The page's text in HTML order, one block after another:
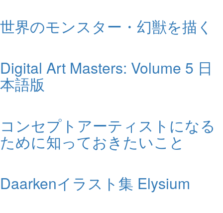
世界のモンスター・幻獣を描く
Digital Art Masters: Volume 5 日
本語版
コンセプトアーティストになる
ために知っておきたいこと
Daarkenイラスト集 Elysium